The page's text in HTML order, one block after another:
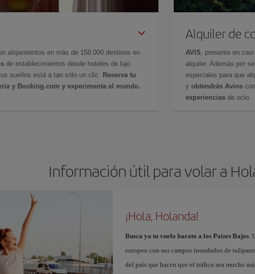
alojamientos en más de 158.000 destinos en
de establecimientos desde hoteles de lujo
sueños está a tan sólo un clic.
Reserva tu
y Booking.com y experimenta el mundo.
Alquiler de
AVIS , presente en
alquiler. Además por
especiales para que
y obtendrás Avios
experiencias de ocio.
Información útil para volar a
¡Hola, Holanda!
Busca ya tu vuelo barato a los Países Bajos.
europeo con sus campos inundados de
del país que hacen que el tráfico sea mucho